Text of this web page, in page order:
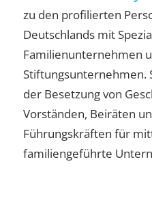
zu den profilierten
Deutschlands mit
Familienunternehmen
Stiftungsunternehmen.
der Besetzung von
Vorständen, Beiräten
Führungskräften für
familiengeführte